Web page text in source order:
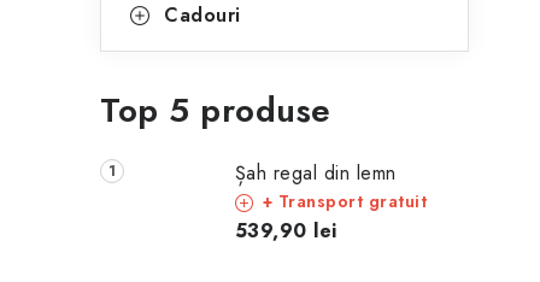
Cadouri
Top 5 produse
Șah regal din lemn
+ Transport gratuit
539,90 lei